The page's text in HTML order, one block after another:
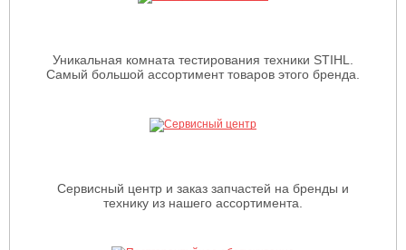
Уникальная комната тестирования техники STIHL.
Самый большой ассортимент товаров этого бренда.
Сервисный центр и заказ запчастей на бренды и
технику из нашего ассортимента.